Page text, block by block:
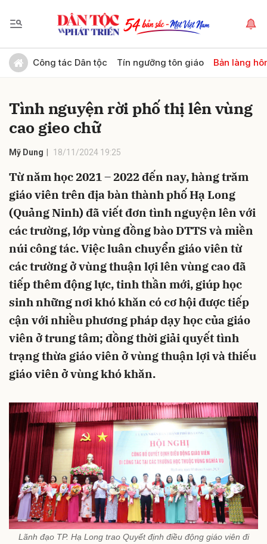
Công tác Dân tộc Tín ngưỡng tôn giáo Bản làng
Tình nguyện rời phố thị lên vùng
cao gieo chữ
Mỹ Dung 18/11/2024 19:25
Từ năm học 2021 – 2022 đến nay, hàng trăm
giáo viên trên địa bàn thành phố Hạ Long
(Quảng Ninh) đã viết đơn tình nguyện lên với
các trường, lớp vùng đồng bào DTTS và miền
núi công tác. Việc luân chuyển giáo viên từ
các trường ở vùng thuận lợi lên vùng cao đã
tiếp thêm động lực, tinh thần mới, giúp học
sinh những nơi khó khăn có cơ hội được tiếp
cận với nhiều phương pháp dạy học của giáo
viên ở trung tâm; đồng thời giải quyết tình
trạng thừa giáo viên ở vùng thuận lợi và thiếu
giáo viên ở vùng khó khăn.
Lãnh đạo TP. Hạ Long trao Quyết định điều động giáo viên đi
Gửi bình luận
Hủy Gửi